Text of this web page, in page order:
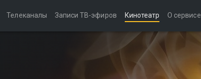
Телеканалы Записи ТВ-эфиров Кинотеатр О сервисе